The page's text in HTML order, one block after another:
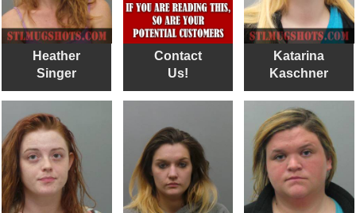
Heather
Singer
Contact
Us!
Katarina
Kaschner